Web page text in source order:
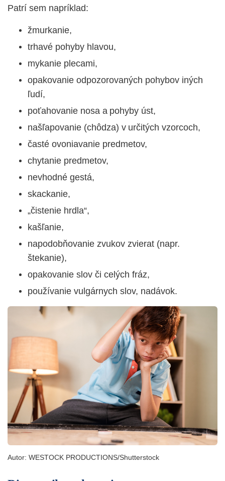
Patrí sem napríklad:
žmurkanie,
trhavé pohyby hlavou,
mykanie plecami,
opakovanie odpozorovaných pohybov iných
ľudí,
poťahovanie nosa a pohyby úst,
našľapovanie (chôdza) v určitých vzorcoch,
časté ovoniavanie predmetov,
chytanie predmetov,
nevhodné gestá,
skackanie,
„čistenie hrdla“,
kašľanie,
napodobňovanie zvukov zvierat (napr.
štekanie),
opakovanie slov či celých fráz,
používanie vulgárnych slov, nadávok.
Autor: WESTOCK PRODUCTIONS/Shutterstock